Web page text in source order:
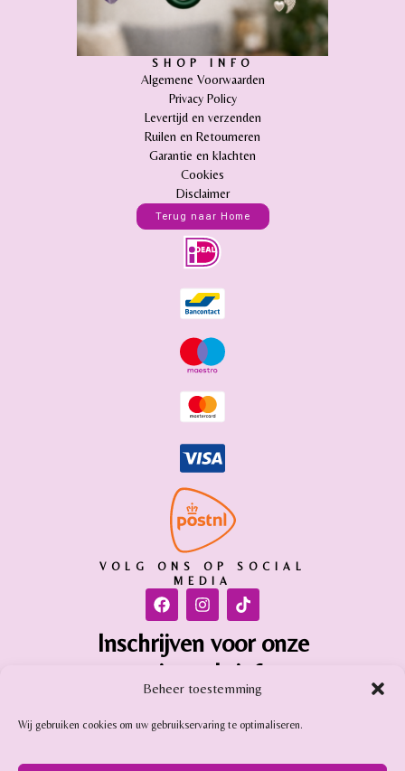
Beheer toestemming
Wij gebruiken cookies om uw gebruikservaring te optimaliseren.
SHOP INFO
Algemene Voorwaarden
Privacy Policy
Levertijd en verzenden
Ruilen en Retourneren
Garantie en klachten
Cookies
Disclaimer
Terug naar Home
VOLG ONS OP SOCIAL
MEDIA
Inschrijven voor onze
nieuwsbrief